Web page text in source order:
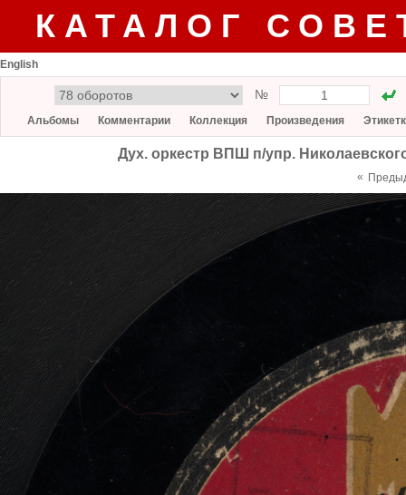
КАТАЛОГ
English
№
Альбомы Комментарии Коллекция Произведения
Дух. оркестр ВПШ п/упр.
«